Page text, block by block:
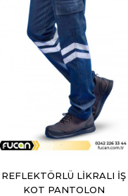
REFLEKTÖRLÜ LİKRALI İŞ
KOT PANTOLON